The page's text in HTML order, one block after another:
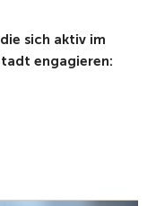
sich aktiv im
engagieren: